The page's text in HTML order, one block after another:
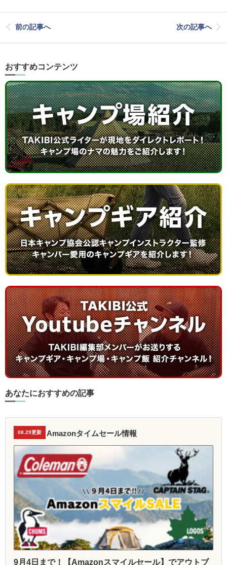
前の記事へ 次の記事へ
おすすめコンテンツ
あなたにおすすめの記事
08.29更新 Amazonタイムセール情報
9月4日まで！【Amazonスマイルセール】でアウトブ